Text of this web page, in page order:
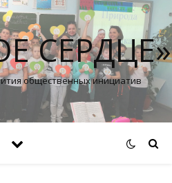
СЕРДЦЕ»
общественных инициатив